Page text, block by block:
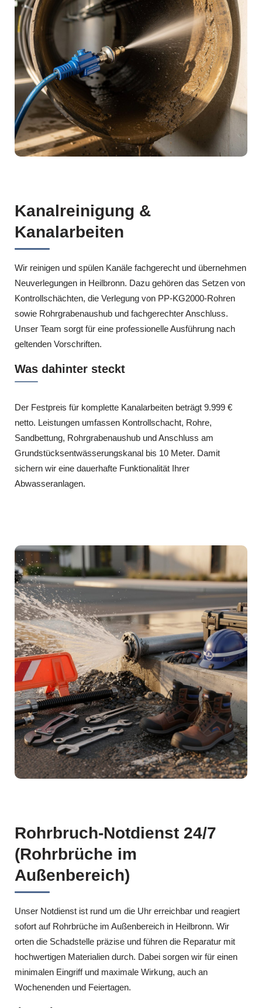
Kanalreinigung &
Kanalarbeiten
Wir reinigen und spülen Kanäle fachgerecht und übernehmen
Neuverlegungen in Heilbronn. Dazu gehören das Setzen von
Kontrollschächten, die Verlegung von PP-KG2000-Rohren
sowie Rohrgrabenaushub und fachgerechter Anschluss.
Unser Team sorgt für eine professionelle Ausführung nach
geltenden Vorschriften.
Was dahinter steckt
Der Festpreis für komplette Kanalarbeiten beträgt 9.999 €
netto. Leistungen umfassen Kontrollschacht, Rohre,
Sandbettung, Rohrgrabenaushub und Anschluss am
Grundstücksentwässerungskanal bis 10 Meter. Damit
sichern wir eine dauerhafte Funktionalität Ihrer
Abwasseranlagen.
Rohrbruch-Notdienst 24/7
(Rohrbrüche im
Außenbereich)
Unser Notdienst ist rund um die Uhr erreichbar und reagiert
sofort auf Rohrbrüche im Außenbereich in Heilbronn. Wir
orten die Schadstelle präzise und führen die Reparatur mit
hochwertigen Materialien durch. Dabei sorgen wir für einen
minimalen Eingriff und maximale Wirkung, auch an
Wochenenden und Feiertagen.